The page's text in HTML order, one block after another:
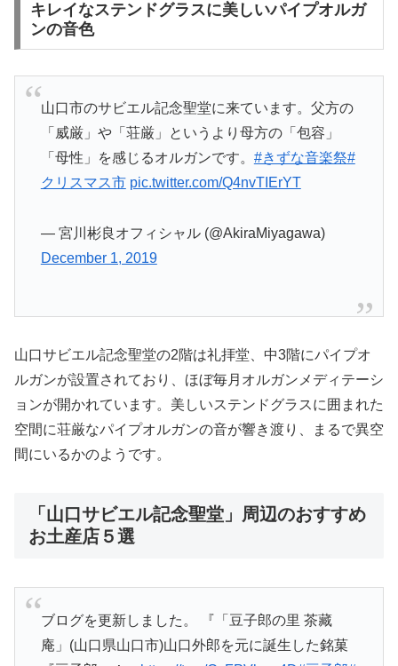
キレイなステンドグラスに美しいパイプオルガ
ンの音色
山口市のサビエル記念聖堂に来ています。父方の
「威厳」や「荘厳」というより母方の「包容」
「母性」を感じるオルガンです。 #きずな音楽祭#
クリスマス市 pic.twitter.com/Q4nvTIErYT
— 宮川彬良オフィシャル (@AkiraMiyagawa)
December 1, 2019
山口サビエル記念聖堂の2階は礼拝堂、中3階にパイプオ
ルガンが設置されており、ほぼ毎月オルガンメディテーシ
ョンが開かれています。美しいステンドグラスに囲まれた
空間に荘厳なパイプオルガンの音が響き渡り、まるで異空
間にいるかのようです。
「山口サビエル記念聖堂」周辺のおすすめ
お土産店５選
ブログを更新しました。 『「豆子郎の里 茶藏
庵」(山口県山口市)山口外郎を元に誕生した銘菓